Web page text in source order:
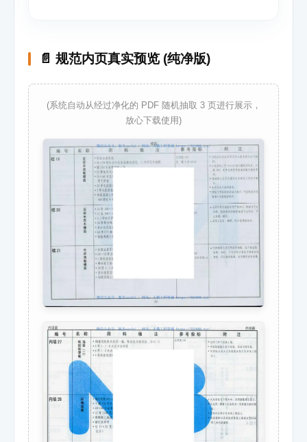
📄 规范内页真实预览 (纯净版)
(系统自动从经过净化的 PDF 随机抽取 3 页进行展示，
放心下载使用)